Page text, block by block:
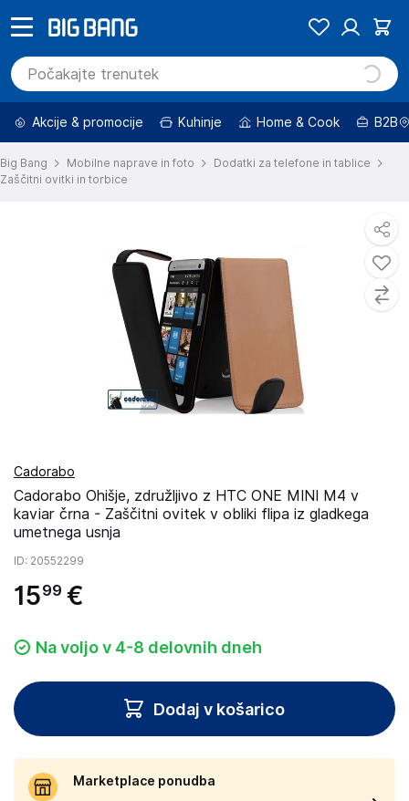
Akcije & promocije Kuhinje Home & Cook B2B
Big Bang Mobilne naprave in foto
Dodatki za telefone in tablice
Zaščitni ovitki in torbice
Cadorabo
Cadorabo Ohišje, združljivo z HTC ONE MINI M4 v
kaviar črna - Zaščitni ovitek v obliki flipa iz gladkega
umetnega usnja
ID: 20552299
1599 €
Na voljo v 4-8 delovnih dneh
Dodaj v košarico
Marketplace ponudba